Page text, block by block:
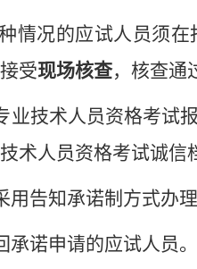
情况的应试人员须
受现场核查，核查通
业技术人员资格考试
术人员资格考试诚
用告知承诺制方式办
承诺申请的应试人员。